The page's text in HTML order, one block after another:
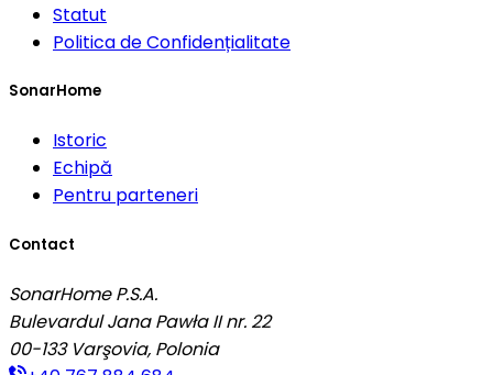
Statut
Politica de Confidențialitate
SonarHome
Istoric
Echipă
Pentru parteneri
Contact
SonarHome P.S.A.
Bulevardul Jana Pawła II nr. 22
00-133 Varşovia, Polonia